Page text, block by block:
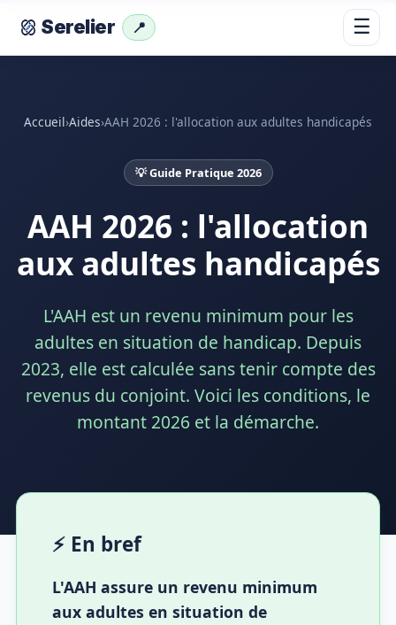
Serelier 📍 ☰
Accueil›Aides›AAH 2026 : l'allocation aux adultes handicapés
💡 Guide Pratique 2026
AAH 2026 : l'allocation
aux adultes handicapés
L'AAH est un revenu minimum pour les
adultes en situation de handicap. Depuis
2023, elle est calculée sans tenir compte des
revenus du conjoint. Voici les conditions, le
montant 2026 et la démarche.
⚡ En bref
L'AAH assure un revenu minimum
aux adultes en situation de